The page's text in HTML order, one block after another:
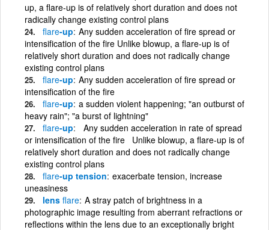
up, a flare-up is of relatively short duration and does not
radically change existing control plans
flare-up Any sudden acceleration of fire spread or
intensification of the fire Unlike blowup, a flare-up is of
relatively short duration and does not radically change
existing control plans
flare-up Any sudden acceleration of fire spread or
intensification of the fire
flare-up a sudden violent happening; "an outburst of
heavy rain"; "a burst of lightning"
flare-up
Any sudden acceleration in rate of spread
or intensification of the fire Unlike blowup, a flare-up is of
relatively short duration and does not radically change
existing control plans
flare-up tension exacerbate tension, increase
uneasiness
lens flare A stray patch of brightness in a
photographic image resulting from aberrant refractions or
reflections within the lens due to an exceptionally bright